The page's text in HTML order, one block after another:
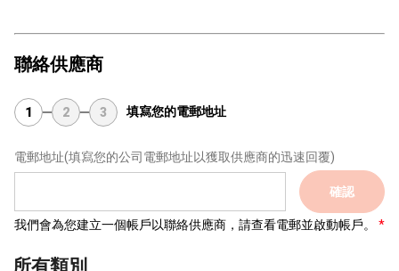
聯絡供應商
1 2 3 填寫您的電郵地址
電郵地址(填寫您的公司電郵地址以獲取供應商的迅速回覆)
確認
我們會為您建立一個帳戶以聯絡供應商，請查看電郵並啟動帳戶。
所有類別